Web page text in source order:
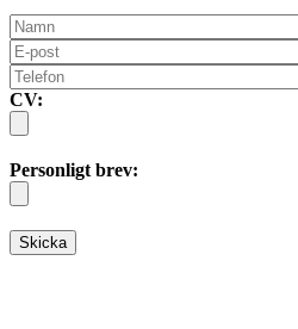
CV:
Personligt brev: